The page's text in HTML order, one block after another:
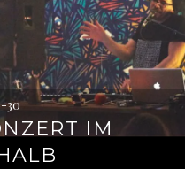
30
IM